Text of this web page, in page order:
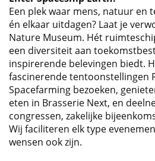
Een plek waar mens, natuur en
én elkaar uitdagen? Laat je
Nature Museum. Hét
een diversiteit aan
inspirerende belevingen biedt.
fascinerende tentoonstellingen
Spacefarming bezoeken,
eten in Brasserie Next, en
congressen, zakelijke
Wij faciliteren elk type
wensen ook zijn.